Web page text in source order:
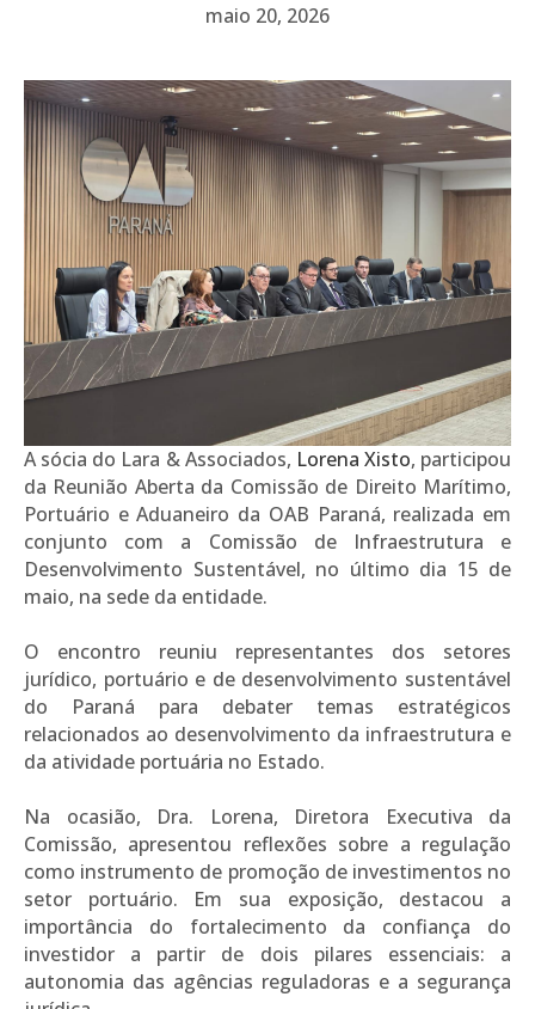
maio 20, 2026
A sócia do Lara & Associados, Lorena Xisto, participou
da Reunião Aberta da Comissão de Direito Marítimo,
Portuário e Aduaneiro da OAB Paraná, realizada em
conjunto com a Comissão de Infraestrutura e
Desenvolvimento Sustentável, no último dia 15 de
maio, na sede da entidade.
O encontro reuniu representantes dos setores
jurídico, portuário e de desenvolvimento sustentável
do Paraná para debater temas estratégicos
relacionados ao desenvolvimento da infraestrutura e
da atividade portuária no Estado.
Na ocasião, Dra. Lorena, Diretora Executiva da
Comissão, apresentou reflexões sobre a regulação
como instrumento de promoção de investimentos no
setor portuário. Em sua exposição, destacou a
importância do fortalecimento da confiança do
investidor a partir de dois pilares essenciais: a
autonomia das agências reguladoras e a segurança